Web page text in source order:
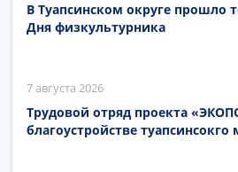
В Туапсинском округе прошло
Дня физкультурника
7 августа 2026
Трудовой отряд проекта
благоустройстве